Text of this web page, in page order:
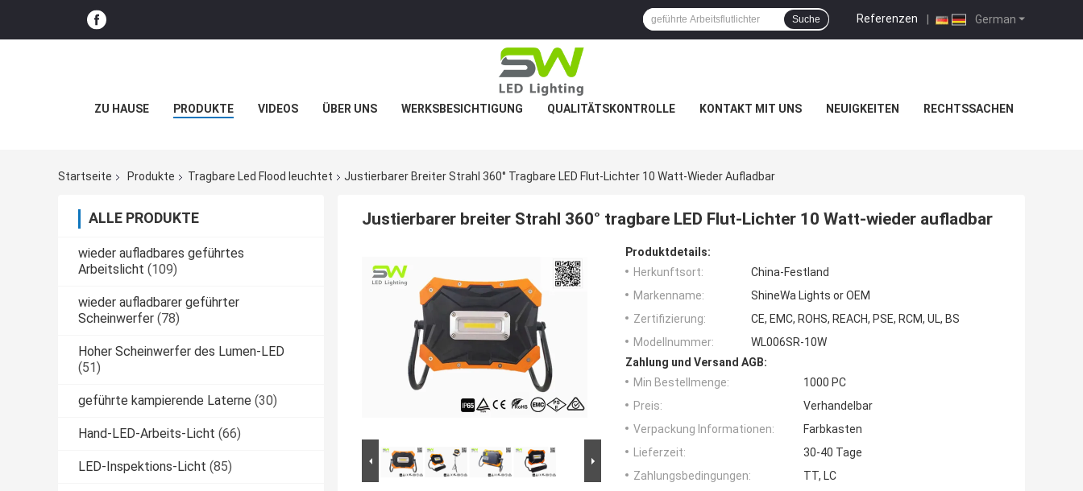
German
Referenzen |
Suche
ZU HAUSE PRODUKTE VIDEOS ÜBER UNS WERKSBESICHTIGUNG QUALITÄTSKONTROLLE KONTAKT MIT UNS NEUIGKEITEN RECHTSSACHEN
Startseite Produkte Tragbare Led Flood leuchtet Justierbarer Breiter Strahl 360° Tragbare LED Flut-Lichter 10 Watt-Wieder Aufladbar
ALLE PRODUKTE
wieder aufladbares geführtes
Arbeitslicht (109)
wieder aufladbarer geführter
Scheinwerfer (78)
Hoher Scheinwerfer des Lumen-LED
(51)
geführte kampierende Laterne (30)
Hand-LED-Arbeits-Licht (66)
LED-Inspektions-Licht (85)
Justierbarer breiter Strahl 360° tragbare LED Flut-Lichter 10 Watt-wieder aufladbar
Produktdetails:
Herkunftsort:
China-Festland
Markenname:
ShineWa Lights or OEM
Zertifizierung:
CE, EMC, ROHS, REACH, PSE, RCM, UL, BS
Modellnummer:
WL006SR-10W
Zahlung und Versand AGB:
Min Bestellmenge:
1000 PC
Preis:
Verhandelbar
Verpackung Informationen:
Farbkasten
Lieferzeit:
30-40 Tage
Zahlungsbedingungen:
TT, LC